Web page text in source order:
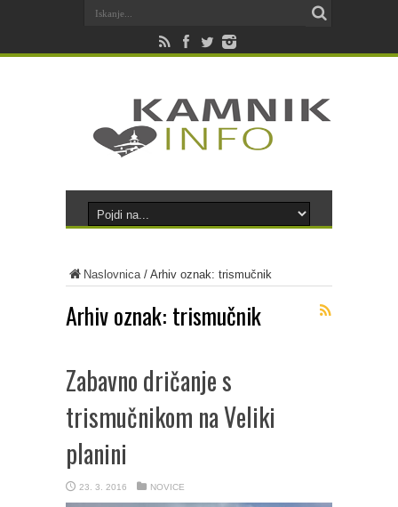
Naslovnica/ Arhiv oznak: trismučnik
Arhiv oznak: trismučnik
Zabavno dričanje s
trismučnikom na Veliki
planini
23. 3. 2016 NOVICE